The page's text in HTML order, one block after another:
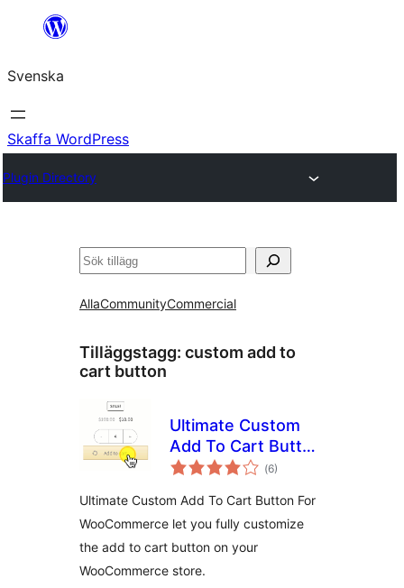
Hoppa
innehåll
Svenska
Skaffa WordPress
Plugin Directory
Sök
AllaCommunityCommercial
Tilläggstagg: custom add to
cart button
Ultimate Custom
Add To Cart Button
(Ajax) For
Binary Carpenter
(Totalt
antal
6)
Ultimate Custom Add To Cart Button For
WooCommerce let you fully customize
the add to cart button on your
WooCommerce store.